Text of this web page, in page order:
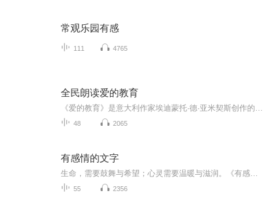
常观乐园有感
111 4765
全民朗读爱的教育
48 2065
有感情的文字
55 2356